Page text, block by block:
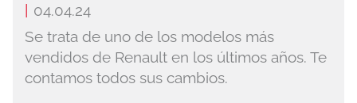
04.04.24
Se trata de uno de los modelos más
vendidos de Renault en los últimos años. Te
contamos todos sus cambios.